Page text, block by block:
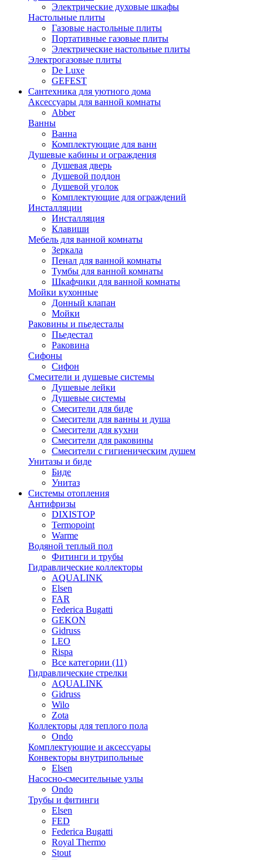
Электрические духовые шкафы
Настольные плиты
Газовые настольные плиты
Портативные газовые плиты
Электрические настольные плиты
Электрогазовые плиты
De Luxe
GEFEST
Сантехника для уютного дома
Аксессуары для ванной комнаты
Abber
Ванны
Ванна
Комплектующие для ванн
Душевые кабины и ограждения
Душевая дверь
Душевой поддон
Душевой уголок
Комплектующие для ограждений
Инсталляции
Инсталляция
Клавиши
Мебель для ванной комнаты
Зеркала
Пенал для ванной комнаты
Тумбы для ванной комнаты
Шкафчики для ванной комнаты
Мойки кухонные
Донный клапан
Мойки
Раковины и пьедесталы
Пьедестал
Раковина
Сифоны
Сифон
Смесители и душевые системы
Душевые лейки
Душевые системы
Смесители для биде
Смесители для ванны и душа
Смесители для кухни
Смесители для раковины
Смесители с гигиеническим душем
Унитазы и биде
Биде
Унитаз
Системы отопления
Антифризы
DIXISTOP
Termopoint
Warme
Водяной теплый пол
Фитинги и трубы
Гидравлические коллекторы
AQUALINK
Elsen
FAR
Federica Bugatti
GEKON
Gidruss
LEO
Rispa
Все категории (11)
Гидравлические стрелки
AQUALINK
Gidruss
Wilo
Zota
Коллекторы для теплого пола
Ondo
Комплектующие и аксессуары
Конвекторы внутрипольные
Elsen
Насосно-смесительные узлы
Ondo
Трубы и фитинги
Elsen
FED
Federica Bugatti
Royal Thermo
Stout